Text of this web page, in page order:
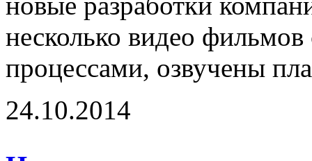
несколько видео
процессами, озвучены
24.10.2014